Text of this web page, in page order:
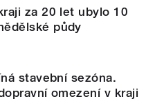
za 20 let ubylo 10
půdy
stavební sezóna.
omezení v kraji